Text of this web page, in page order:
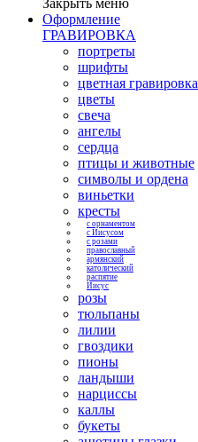
Закрыть меню
Оформление
ГРАВИРОВКА
портреты
шрифты
цветная гравировка
цветы
свеча
ангелы
сердца
птицы и животные
символы и ордена
виньетки
кресты
с орнаментом
с Иисусом
с розами
православный
армянский
католический
распятие
Иисус
розы
тюльпаны
лилии
гвоздики
пионы
ландыши
нарциссы
каллы
букеты